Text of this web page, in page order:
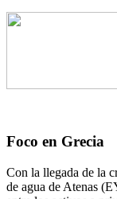
Foco en Grecia
Con la llegada de la
de agua de Atenas